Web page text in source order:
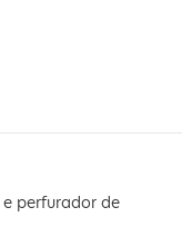
perfurador de